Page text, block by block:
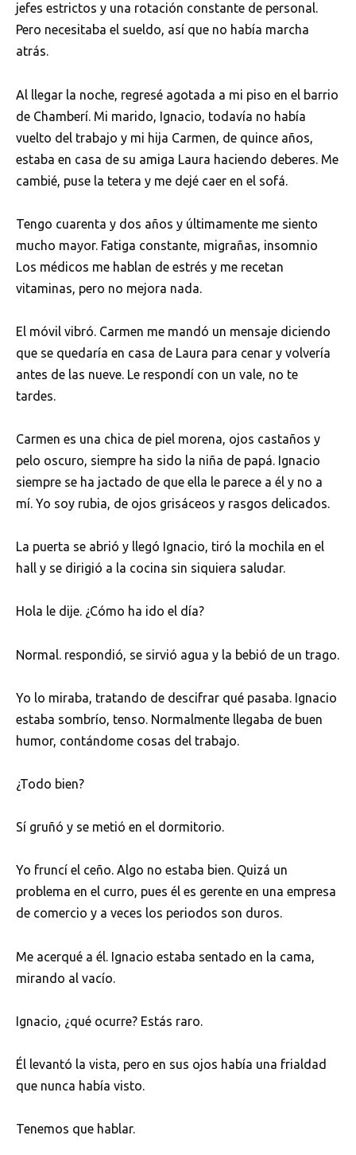
jefes estrictos y una rotación constante de personal.
Pero necesitaba el sueldo, así que no había marcha
atrás.
Al llegar la noche, regresé agotada a mi piso en el barrio
de Chamberí. Mi marido, Ignacio, todavía no había
vuelto del trabajo y mi hija Carmen, de quince años,
estaba en casa de su amiga Laura haciendo deberes. Me
cambié, puse la tetera y me dejé caer en el sofá.
Tengo cuarenta y dos años y últimamente me siento
mucho mayor. Fatiga constante, migrañas, insomnio
Los médicos me hablan de estrés y me recetan
vitaminas, pero no mejora nada.
El móvil vibró. Carmen me mandó un mensaje diciendo
que se quedaría en casa de Laura para cenar y volvería
antes de las nueve. Le respondí con un vale, no te
tardes.
Carmen es una chica de piel morena, ojos castaños y
pelo oscuro, siempre ha sido la niña de papá. Ignacio
siempre se ha jactado de que ella le parece a él y no a
mí. Yo soy rubia, de ojos grisáceos y rasgos delicados.
La puerta se abrió y llegó Ignacio, tiró la mochila en el
hall y se dirigió a la cocina sin siquiera saludar.
Hola le dije. ¿Cómo ha ido el día?
Normal. respondió, se sirvió agua y la bebió de un trago.
Yo lo miraba, tratando de descifrar qué pasaba. Ignacio
estaba sombrío, tenso. Normalmente llegaba de buen
humor, contándome cosas del trabajo.
¿Todo bien?
Sí gruñó y se metió en el dormitorio.
Yo fruncí el ceño. Algo no estaba bien. Quizá un
problema en el curro, pues él es gerente en una empresa
de comercio y a veces los periodos son duros.
Me acerqué a él. Ignacio estaba sentado en la cama,
mirando al vacío.
Ignacio, ¿qué ocurre? Estás raro.
Él levantó la vista, pero en sus ojos había una frialdad
que nunca había visto.
Tenemos que hablar.